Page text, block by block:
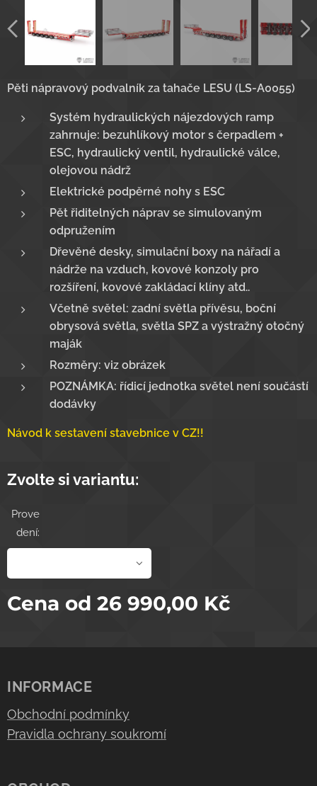
Pěti nápravový podvalník za tahače LESU (LS-A0055)
Systém hydraulických nájezdových ramp
zahrnuje: bezuhlíkový motor s čerpadlem +
ESC, hydraulický ventil, hydraulické válce,
olejovou nádrž
Elektrické podpěrné nohy s ESC
Pět řiditelných náprav se simulovaným
odpružením
Dřevěné desky, simulační boxy na nářadí a
nádrže na vzduch, kovové konzoly pro
rozšíření, kovové zakládací klíny atd..
Včetně světel: zadní světla přívěsu, boční
obrysová světla, světla SPZ a výstražný otočný
maják
Rozměry: viz obrázek
POZNÁMKA: řídicí jednotka světel není součástí
dodávky
Návod k sestavení stavebnice v CZ!!
Zvolte si variantu:
Prove
dení:
Cena od 26 990,00 Kč
INFORMACE
Obchodní podmínky
Pravidla ochrany soukromí